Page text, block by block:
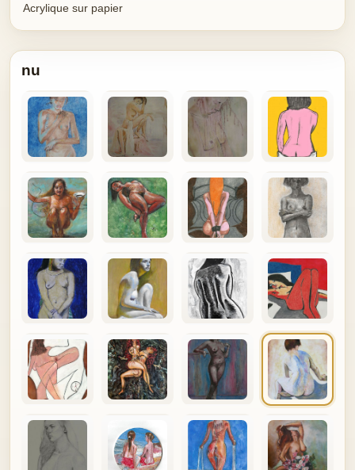
Acrylique sur papier
nu